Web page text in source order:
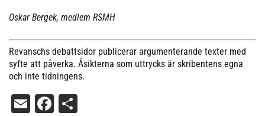
Oskar Bergek, medlem RSMH
Revanschs debattsidor publicerar argumenterande texter med
syfte att påverka. Åsikterna som uttrycks är skribentens egna
och inte tidningens.
EmailFacebook